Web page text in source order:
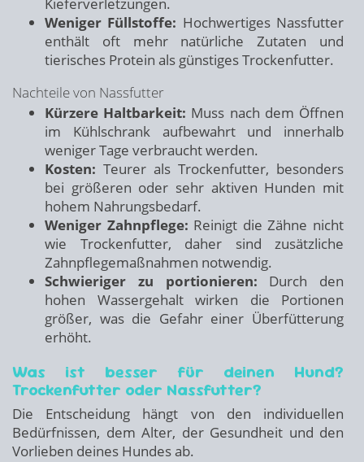
Kieferverletzungen.
Weniger Füllstoffe: Hochwertiges Nassfutter
enthält oft mehr natürliche Zutaten und
tierisches Protein als günstiges Trockenfutter.
Nachteile von Nassfutter
Kürzere Haltbarkeit: Muss nach dem Öffnen
im Kühlschrank aufbewahrt und innerhalb
weniger Tage verbraucht werden.
Kosten: Teurer als Trockenfutter, besonders
bei größeren oder sehr aktiven Hunden mit
hohem Nahrungsbedarf.
Weniger Zahnpflege: Reinigt die Zähne nicht
wie Trockenfutter, daher sind zusätzliche
Zahnpflegemaßnahmen notwendig.
Schwieriger zu portionieren: Durch den
hohen Wassergehalt wirken die Portionen
größer, was die Gefahr einer Überfütterung
erhöht.
Was ist besser für deinen Hund?
Trockenfutter oder Nassfutter?
Die Entscheidung hängt von den individuellen
Bedürfnissen, dem Alter, der Gesundheit und den
Vorlieben deines Hundes ab.